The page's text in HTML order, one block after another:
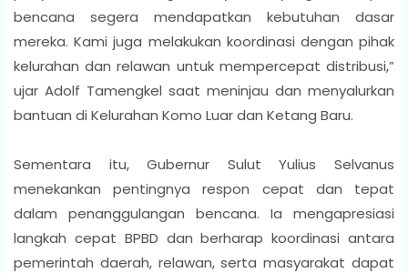
bencana segera mendapatkan kebutuhan dasar
mereka. Kami juga melakukan koordinasi dengan pihak
kelurahan dan relawan untuk mempercepat distribusi,”
ujar Adolf Tamengkel saat meninjau dan menyalurkan
bantuan di Kelurahan Komo Luar dan Ketang Baru.
Sementara itu, Gubernur Sulut Yulius Selvanus
menekankan pentingnya respon cepat dan tepat
dalam penanggulangan bencana. Ia mengapresiasi
langkah cepat BPBD dan berharap koordinasi antara
pemerintah daerah, relawan, serta masyarakat dapat